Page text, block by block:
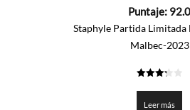
de
Puntaje: 92.0
Staphyle Partida Limitada
Malbec-2023
de 5
Leer más